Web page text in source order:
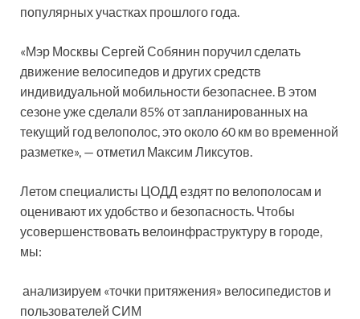
популярных участках прошлого года.
«Мэр Москвы Сергей Собянин поручил сделать
движение велосипедов и других средств
индивидуальной мобильности безопаснее. В этом
сезоне уже сделали 85% от запланированных на
текущий год велополос, это около 60 км во временной
разметке», — отметил Максим Ликсутов.
Летом специалисты ЦОДД ездят по велополосам и
оценивают их удобство и безопасность. Чтобы
усовершенствовать велоинфраструктуру в городе,
мы:
анализируем «точки притяжения» велосипедистов и
пользователей СИМ